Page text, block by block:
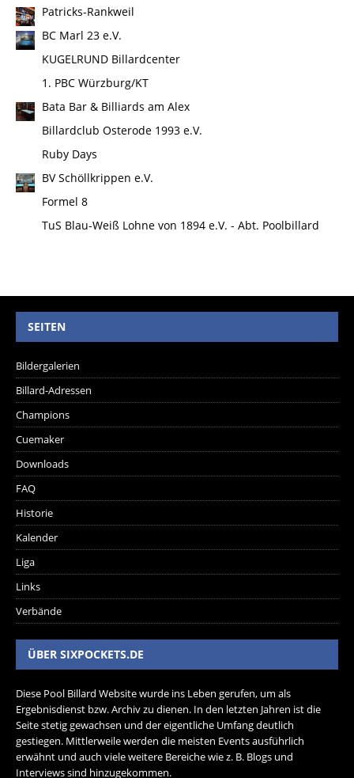
Patricks-Rankweil
BC Marl 23 e.V.
KUGELRUND Billardcenter
1. PBC Würzburg/KT
Bata Bar & Billiards am Alex
Billardclub Osterode 1993 e.V.
Ruby Days
BV Schöllkrippen e.V.
Formel 8
TuS Blau-Weiß Lohne von 1894 e.V. - Abt. Poolbillard
SEITEN
Bildergalerien
Billard-Adressen
Champions
Cuemaker
Downloads
FAQ
Historie
Kalender
Liga
Links
Verbände
ÜBER SIXPOCKETS.DE
Diese Pool Billard Website wurde ins Leben gerufen, um als
Ergebnisdienst bzw. Archiv zu dienen. In den letzten Jahren ist die
Seite stetig gewachsen und der eigentliche Umfang deutlich
gestiegen. Mittlerweile werden die meisten Events ausführlich
erwähnt und auch viele weitere Bereiche wie z. B. Blogs und
Interviews sind hinzugekommen.